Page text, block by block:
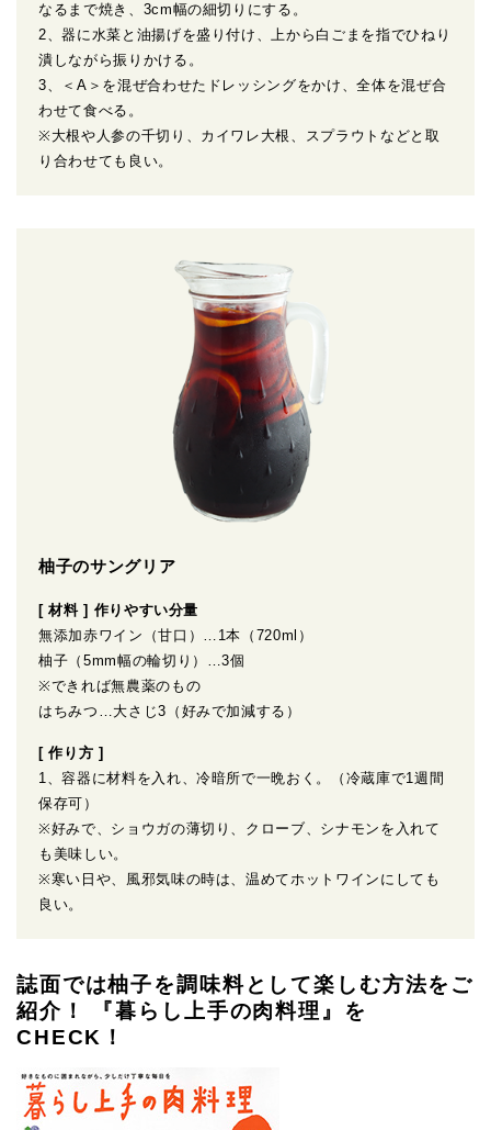
なるまで焼き、3cm幅の細切りにする。
2、器に水菜と油揚げを盛り付け、上から白ごまを指でひねり
潰しながら振りかける。
3、＜A＞を混ぜ合わせたドレッシングをかけ、全体を混ぜ合
わせて食べる。
※大根や人参の千切り、カイワレ大根、スプラウトなどと取
り合わせても良い。
柚子のサングリア
[ 材料 ] 作りやすい分量
無添加赤ワイン（甘口）…1本（720ml）
柚子（5mm幅の輪切り）…3個
※できれば無農薬のもの
はちみつ…大さじ3（好みで加減する）
[ 作り方 ]
1、容器に材料を入れ、冷暗所で一晩おく。（冷蔵庫で1週間
保存可）
※好みで、ショウガの薄切り、クローブ、シナモンを入れて
も美味しい。
※寒い日や、風邪気味の時は、温めてホットワインにしても
良い。
誌面では柚子を調味料として楽しむ方法をご
紹介！ 『暮らし上手の肉料理』を
CHECK！